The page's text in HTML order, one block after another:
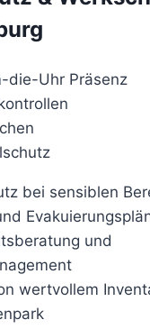
die-Uhr Präsenz
bei sensiblen
und
wertvollem